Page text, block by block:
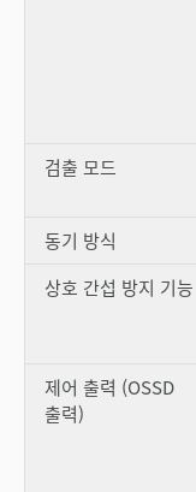
검출 모드
동기 방식
상호 간섭 방지 기능
제어 출력 (OSSD
출력)